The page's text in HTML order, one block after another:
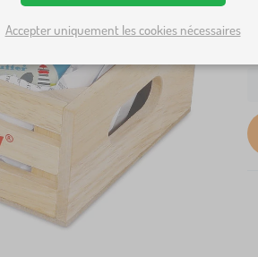
Accepter uniquement les cookies nécessaires